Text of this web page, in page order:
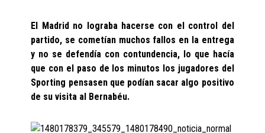
El Madrid no lograba hacerse con el control del
partido, se cometían muchos fallos en la entrega
y no se defendía con contundencia, lo que hacía
que con el paso de los minutos los jugadores del
Sporting pensasen que podían sacar algo positivo
de su visita al Bernabéu.